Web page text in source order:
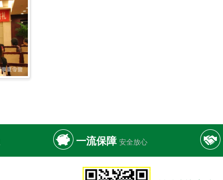
一流保障 安全放心